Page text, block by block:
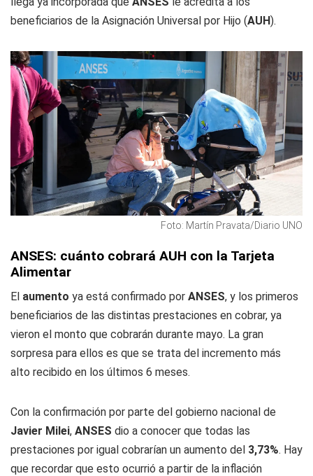
beneficiarios de la Asignación Universal por Hijo (AUH).
Foto: Martín Pravata/Diario UNO
ANSES: cuánto cobrará AUH con la Tarjeta
Alimentar
El aumento ya está confirmado por ANSES, y los primeros
beneficiarios de las distintas prestaciones en cobrar, ya
vieron el monto que cobrarán durante mayo. La gran
sorpresa para ellos es que se trata del incremento más
alto recibido en los últimos 6 meses.
Con la confirmación por parte del gobierno nacional de
Javier Milei, ANSES dio a conocer que todas las
prestaciones por igual cobrarían un aumento del 3,73%. Hay
que recordar que esto ocurrió a partir de la inflación